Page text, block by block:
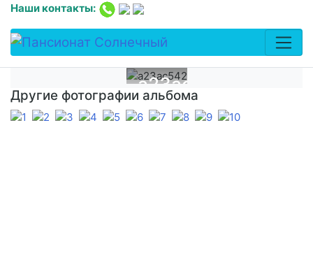
Наши контакты:
a23ac542
Другие фотографии альбома